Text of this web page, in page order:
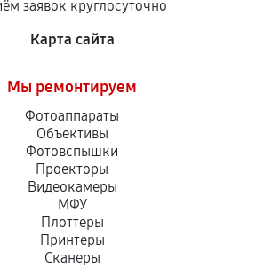
заявок круглосуточно
Карта сайта
Мы ремонтируем
Фотоаппараты
Объективы
Фотовспышки
Проекторы
Видеокамеры
МФУ
Плоттеры
Принтеры
Сканеры